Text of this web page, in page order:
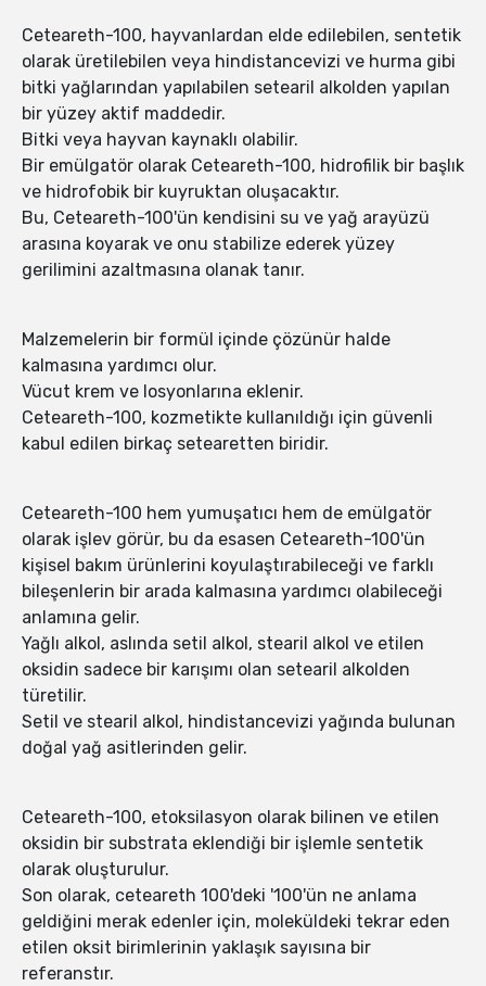
Ceteareth-100, hayvanlardan elde edilebilen, sentetik
olarak üretilebilen veya hindistancevizi ve hurma gibi
bitki yağlarından yapılabilen setearil alkolden yapılan
bir yüzey aktif maddedir.
Bitki veya hayvan kaynaklı olabilir.
Bir emülgatör olarak Ceteareth-100, hidrofilik bir başlık
ve hidrofobik bir kuyruktan oluşacaktır.
Bu, Ceteareth-100'ün kendisini su ve yağ arayüzü
arasına koyarak ve onu stabilize ederek yüzey
gerilimini azaltmasına olanak tanır.
Malzemelerin bir formül içinde çözünür halde
kalmasına yardımcı olur.
Vücut krem ve losyonlarına eklenir.
Ceteareth-100, kozmetikte kullanıldığı için güvenli
kabul edilen birkaç setearetten biridir.
Ceteareth-100 hem yumuşatıcı hem de emülgatör
olarak işlev görür, bu da esasen Ceteareth-100'ün
kişisel bakım ürünlerini koyulaştırabileceği ve farklı
bileşenlerin bir arada kalmasına yardımcı olabileceği
anlamına gelir.
Yağlı alkol, aslında setil alkol, stearil alkol ve etilen
oksidin sadece bir karışımı olan setearil alkolden
türetilir.
Setil ve stearil alkol, hindistancevizi yağında bulunan
doğal yağ asitlerinden gelir.
Ceteareth-100, etoksilasyon olarak bilinen ve etilen
oksidin bir substrata eklendiği bir işlemle sentetik
olarak oluşturulur.
Son olarak, ceteareth 100'deki '100'ün ne anlama
geldiğini merak edenler için, moleküldeki tekrar eden
etilen oksit birimlerinin yaklaşık sayısına bir
referanstır.